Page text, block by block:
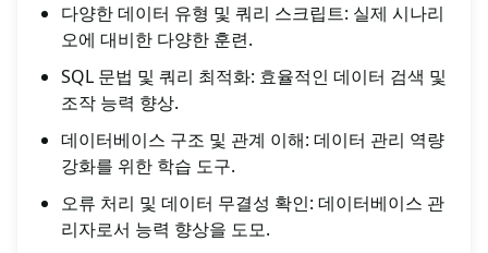
다양한 데이터 유형 및 쿼리 스크립트: 실제 시나리
오에 대비한 다양한 훈련.
SQL 문법 및 쿼리 최적화: 효율적인 데이터 검색 및
조작 능력 향상.
데이터베이스 구조 및 관계 이해: 데이터 관리 역량
강화를 위한 학습 도구.
오류 처리 및 데이터 무결성 확인: 데이터베이스 관
리자로서 능력 향상을 도모.